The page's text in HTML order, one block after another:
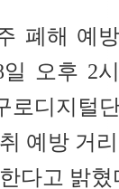
폐해 예
오후 2
로디지털
예방 거
다고 밝혔